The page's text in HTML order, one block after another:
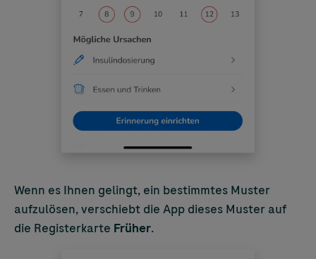
Wenn es Ihnen gelingt, ein bestimmtes Muster
aufzulösen, verschiebt die App dieses Muster auf
die Registerkarte Früher.